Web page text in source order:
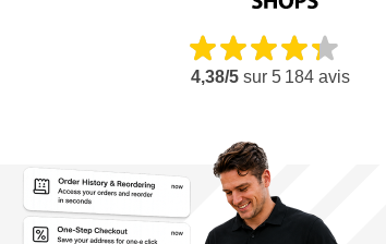
4,38/5 sur 5 184 avis